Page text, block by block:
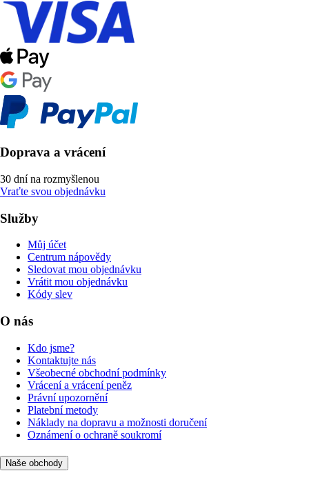
Doprava a vrácení
30 dní na rozmyšlenou
Vraťte svou objednávku
Služby
Můj účet
Centrum nápovědy
Sledovat mou objednávku
Vrátit mou objednávku
Kódy slev
O nás
Kdo jsme?
Kontaktujte nás
Všeobecné obchodní podmínky
Vrácení a vrácení peněz
Právní upozornění
Platební metody
Náklady na dopravu a možnosti doručení
Oznámení o ochraně soukromí
Naše obchody